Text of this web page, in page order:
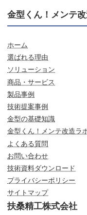
金型くん！メンテ
ホーム
選ばれる理由
ソリューション
商品・サービス
製品事例
技術提案事例
金型の基礎知識
金型くん！メンテ改造ラ
よくある質問
お問い合わせ
技術資料ダウンロード
プライバシーポリシー
サイトマップ
扶桑精工株式会社